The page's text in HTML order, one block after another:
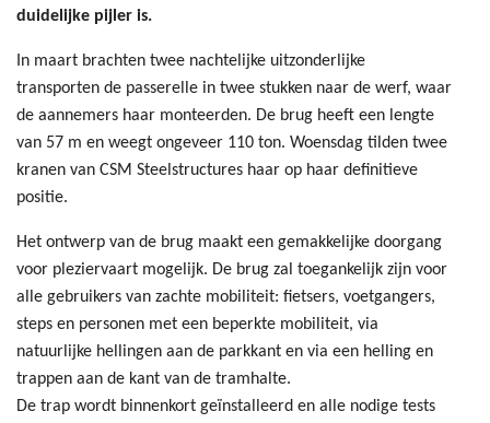
duidelijke pijler is.
In maart brachten twee nachtelijke uitzonderlijke
transporten de passerelle in twee stukken naar de werf, waar
de aannemers haar monteerden. De brug heeft een lengte
van 57 m en weegt ongeveer 110 ton. Woensdag tilden twee
kranen van CSM Steelstructures haar op haar definitieve
positie.
Het ontwerp van de brug maakt een gemakkelijke doorgang
voor pleziervaart mogelijk. De brug zal toegankelijk zijn voor
alle gebruikers van zachte mobiliteit: fietsers, voetgangers,
steps en personen met een beperkte mobiliteit, via
natuurlijke hellingen aan de parkkant en via een helling en
trappen aan de kant van de tramhalte.
De trap wordt binnenkort geïnstalleerd en alle nodige tests